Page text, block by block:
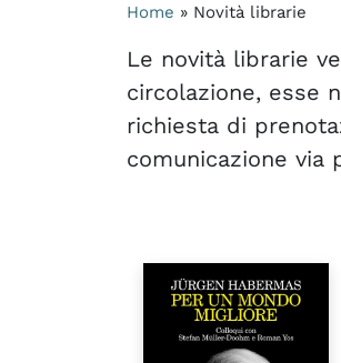
Home » Novità librarie
Le novità librarie
circolazione, esse
richiesta di
comunicazione via